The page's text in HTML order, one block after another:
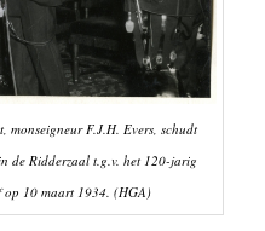
monseigneur F.J.H. Evers, schudt
de Ridderzaal t.g.v. het 120-jarig
op 10 maart 1934. (HGA)